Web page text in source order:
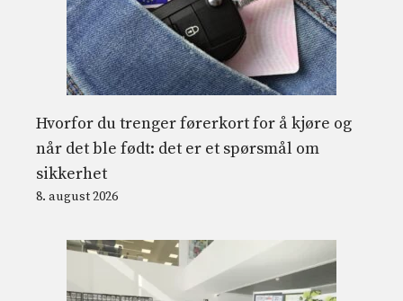
Hvorfor du trenger førerkort for å kjøre og
når det ble født: det er et spørsmål om
sikkerhet
8. august 2026